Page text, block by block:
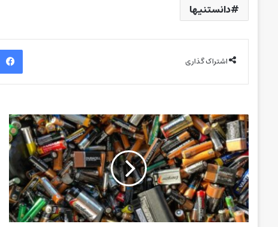
دانستنیها
اشتراک گذاری